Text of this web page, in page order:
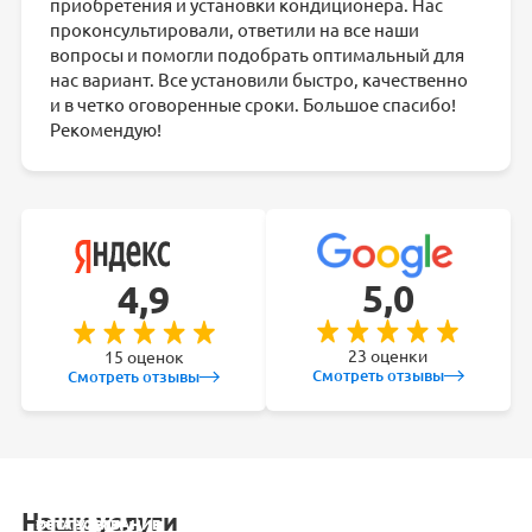
приобретения и установки кондиционера. Нас
проконсультировали, ответили на все наши
вопросы и помогли подобрать оптимальный для
нас вариант. Все установили быстро, качественно
и в четко оговоренные сроки. Большое спасибо!
Рекомендую!
4,9
15 оценок
Смотреть отзывы
5,0
23 оценки
Смотреть отзывы
Наши услуги
УСТАНОВКА
ОБСЛУЖИВАНИЕ